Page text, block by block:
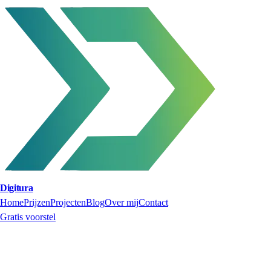
Digitura
HomePrijzenProjectenBlogOver mijContact
Gratis voorstel